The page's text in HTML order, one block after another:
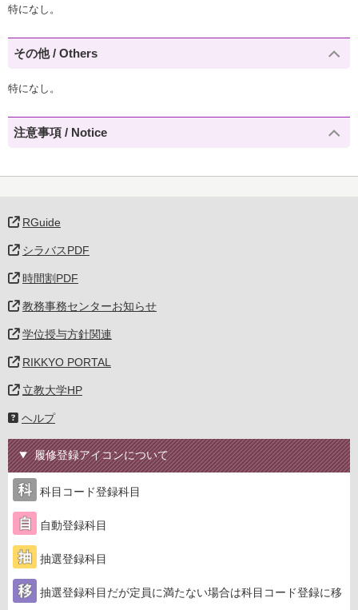
特になし。
その他 / Others
特になし。
注意事項 / Notice
RGuide
シラバスPDF
時間割PDF
教務事務センターお知らせ
学位授与方針関連
RIKKYO PORTAL
立教大学HP
ヘルプ
履修登録アイコンについて
科目コード登録科目
自動登録科目
抽選登録科目
抽選登録科目だが定員に満たない場合は科目コード登録に移